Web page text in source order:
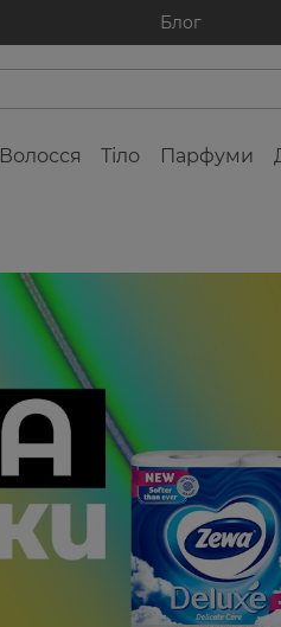
Блог
Волосся Тіло Парфуми